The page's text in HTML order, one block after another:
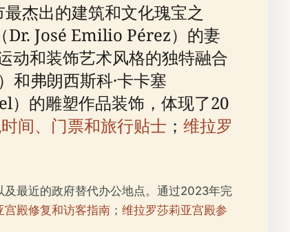
杰出的建筑和文化瑰宝之
Dr. José Emilio Pérez）的妻
动和装饰艺术风格的独特融合
和弗朗西斯科·卡卡塞
）的雕塑作品装饰，体现了20
间、门票和旅行贴士 ； 维拉罗
最近的政府替代办公地点。通过2023年完
宫殿修复和访客指南 ； 维拉罗莎莉亚宫殿参